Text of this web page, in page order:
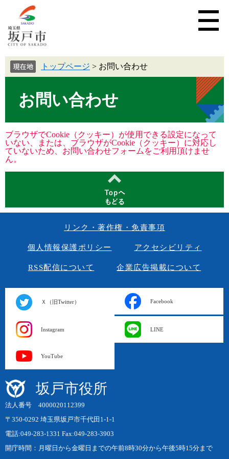
トップページ > お問い合わせ
お問い合わせ
ブラウザでCookie（クッキー）が使用できる設定になって
いない、または、ブラウザがCookie（クッキー）に対応し
ていないため、お問い合わせフォームをご利用頂けませ
ん。
リンク・著作権・免責事項
個人情報保護ポリシー アクセシビリティ
RSS配信について 企業広告掲載について
Ｘ（旧Twitter） Facebook
Instagram LINE
YouTube
坂戸市役所
法人番号 4000020112399
〒350-0292 埼玉県坂戸市千代田1-1-1
電話:049-283-1331 Fax:049-283-3903
開庁時間：月曜日から金曜日までの午前8時30分から午後5時15分まで